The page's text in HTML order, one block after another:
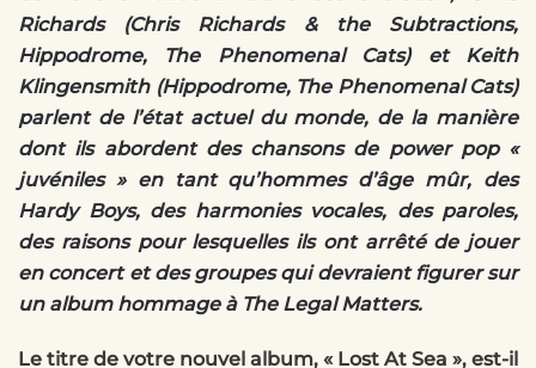
Richards (Chris Richards & the Subtractions,
Hippodrome, The Phenomenal Cats) et Keith
Klingensmith (Hippodrome, The Phenomenal Cats)
parlent de l’état actuel du monde, de la manière
dont ils abordent des chansons de power pop «
juvéniles » en tant qu’hommes d’âge mûr, des
Hardy Boys, des harmonies vocales, des paroles,
des raisons pour lesquelles ils ont arrêté de jouer
en concert et des groupes qui devraient figurer sur
un album hommage à The Legal Matters.
Le titre de votre nouvel album, « Lost At Sea », est-il